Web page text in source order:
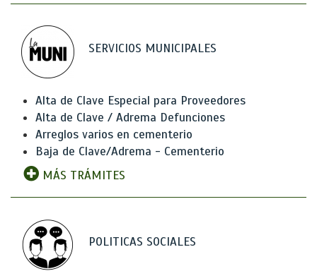
SERVICIOS MUNICIPALES
Alta de Clave Especial para Proveedores
Alta de Clave / Adrema Defunciones
Arreglos varios en cementerio
Baja de Clave/Adrema - Cementerio
MÁS TRÁMITES
POLITICAS SOCIALES